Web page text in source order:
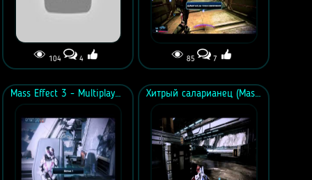
104 4 85 7
Mass Effect 3 - Multiplayer Vanguard (Штурмовик) Хитрый саларианец (Mass Effect 3 Multiplayer)